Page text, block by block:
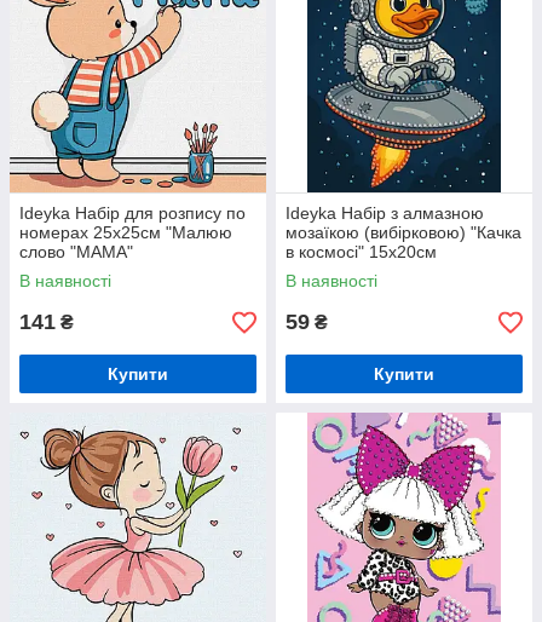
Ideyka Набір для розпису по
номерах 25х25см "Малюю
слово "МАМА"
В наявності
141 ₴
Купити
Ideyka Набір з алмазною
мозаїкою (вибірковою) "Качка
в космосі" 15x20см
В наявності
59 ₴
Купити